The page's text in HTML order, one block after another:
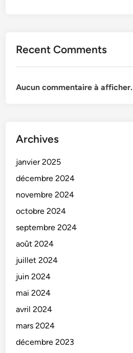
Recent Comments
Aucun commentaire à afficher.
Archives
janvier 2025
décembre 2024
novembre 2024
octobre 2024
septembre 2024
août 2024
juillet 2024
juin 2024
mai 2024
avril 2024
mars 2024
décembre 2023